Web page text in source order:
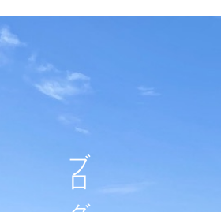
ブログ